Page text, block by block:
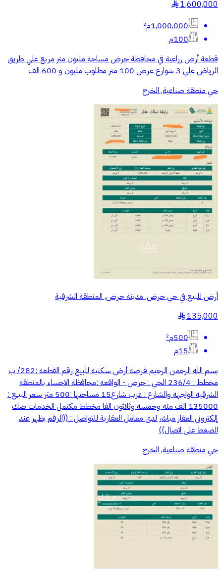
1,600,000
§
1,000,000م²
100م
قطعة أرض زراعية في محافظة حرض مساحة مليون متر مربع علي طريق
الرياض علي 3 شوارع عرض 100 متر مطلوب مليون و 600 الف
حي منطقة صناعية, الخرج
أرض للبيع في حي حرض, مدينة حرض, المنطقة الشرقية
135,000
§
500م²
15م
بسم الله الرحمن الرحيم فرصة أرض سكنيه للبيع رقم القطعه :282/ ب
مخطط : 236/4 الحي : حرض - الواقعه :محافظة الاحساء بالمنطقة
الشرقيه الواجهه والشارع : غرب شارع15 مساحتها :500 متر سعر البيــع :
135000 الف مئه وحمسه وثلاثون الفا مخطط مكتمل الخدمات صك
إلكتروني العقار مباشر لدى معامل العقارية للتواصل : ((الرقم يظهر عند
الضغط على اتصال))
حي منطقة صناعية, الخرج